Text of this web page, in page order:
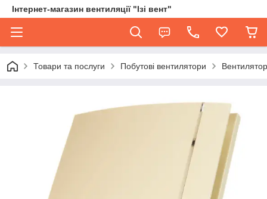
Інтернет-магазин вентиляції "Ізі вент"
Товари та послуги Побутові вентилятори